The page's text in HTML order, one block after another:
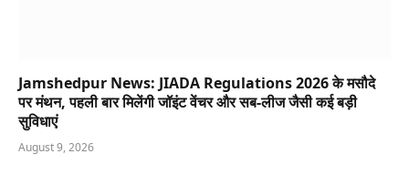
Jamshedpur News: JIADA Regulations 2026 के मसौदे
पर मंथन, पहली बार मिलेंगी जॉइंट वेंचर और सब-लीज जैसी कई बड़ी
सुविधाएं
August 9, 2026